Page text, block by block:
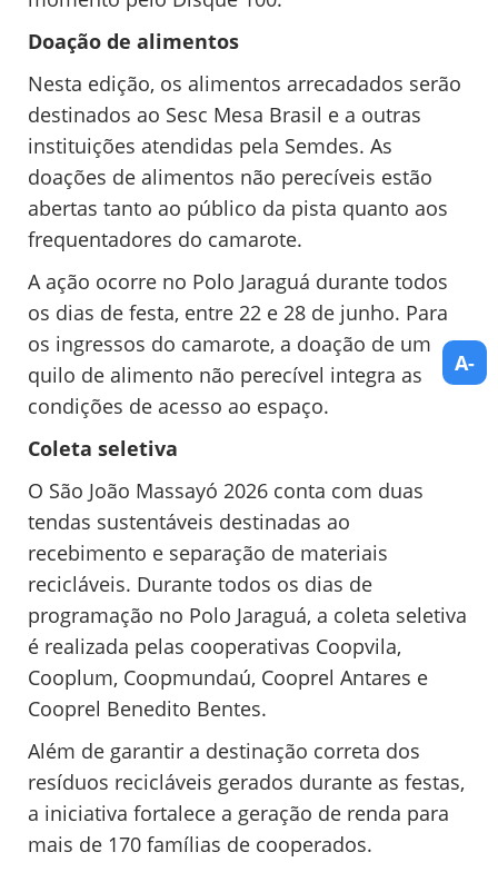
Doação de alimentos
Nesta edição, os alimentos arrecadados serão
destinados ao Sesc Mesa Brasil e a outras
instituições atendidas pela Semdes. As
doações de alimentos não perecíveis estão
abertas tanto ao público da pista quanto aos
frequentadores do camarote.
A ação ocorre no Polo Jaraguá durante todos
os dias de festa, entre 22 e 28 de junho. Para
os ingressos do camarote, a doação de um
quilo de alimento não perecível integra as
condições de acesso ao espaço.
Coleta seletiva
O São João Massayó 2026 conta com duas
tendas sustentáveis destinadas ao
recebimento e separação de materiais
recicláveis. Durante todos os dias de
programação no Polo Jaraguá, a coleta seletiva
é realizada pelas cooperativas Coopvila,
Cooplum, Coopmundaú, Cooprel Antares e
Cooprel Benedito Bentes.
Além de garantir a destinação correta dos
resíduos recicláveis gerados durante as festas,
a iniciativa fortalece a geração de renda para
mais de 170 famílias de cooperados.
A-